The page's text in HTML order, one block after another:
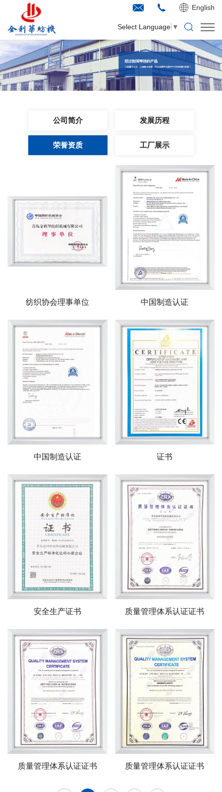
English
Select Language ▼
公司简介 发展历程
荣誉资质 工厂展示
纺织协会理事单位 中国制造认证
中国制造认证 证书
安全生产证书 质量管理体系认证证书
质量管理体系认证证书 质量管理体系认证证书